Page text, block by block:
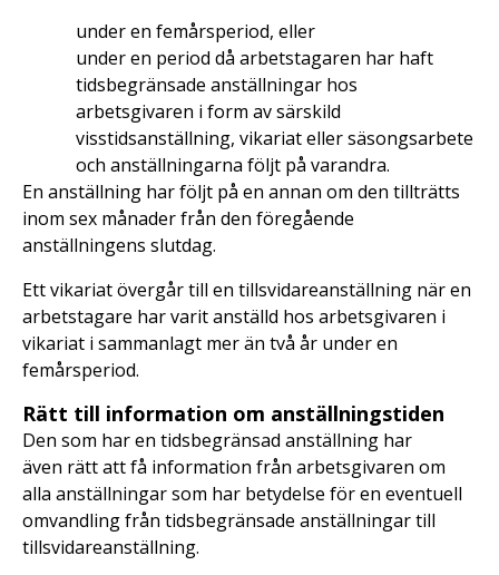
under en femårsperiod, eller
under en period då arbetstagaren har haft
tidsbegränsade anställningar hos
arbetsgivaren i form av särskild
visstidsanställning, vikariat eller säsongsarbete
och anställningarna följt på varandra.
En anställning har följt på en annan om den tillträtts
inom sex månader från den föregående
anställningens slutdag.
Ett vikariat övergår till en tillsvidareanställning när en
arbetstagare har varit anställd hos arbetsgivaren i
vikariat i sammanlagt mer än två år under en
femårsperiod.
Rätt till information om anställningstiden
Den som har en tidsbegränsad anställning har
även rätt att få information från arbetsgivaren om
alla anställningar som har betydelse för en eventuell
omvandling från tidsbegränsade anställningar till
tillsvidareanställning.